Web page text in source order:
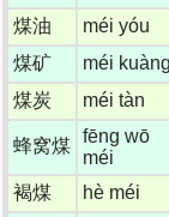
煤油
méi yóu
煤矿
méi kuàng
煤炭
méi tàn
蜂窝煤 fēng wō
méi
褐煤
hè méi